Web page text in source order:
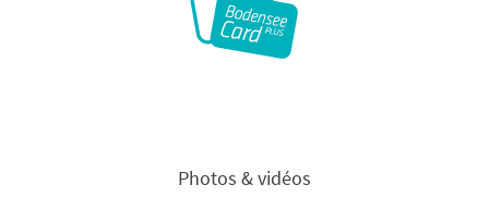
Photos & vidéos